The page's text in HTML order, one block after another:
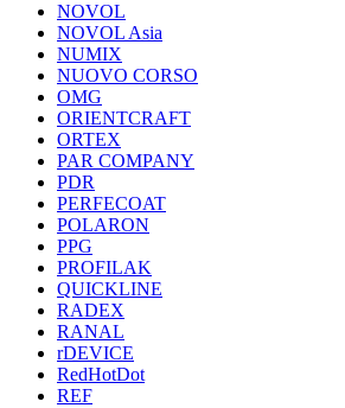
NOVOL
NOVOL Asia
NUMIX
NUOVO CORSO
OMG
ORIENTCRAFT
ORTEX
PAR COMPANY
PDR
PERFECOAT
POLARON
PPG
PROFILAK
QUICKLINE
RADEX
RANAL
rDEVICE
RedHotDot
REF